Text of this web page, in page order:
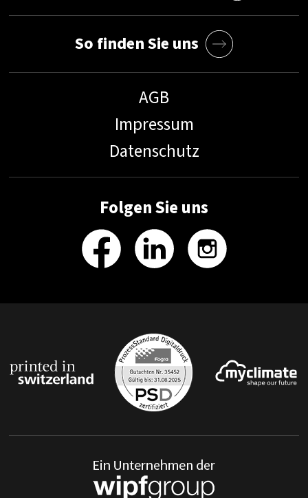
AGB
Impressum
Datenschutz
Folgen Sie uns
So finden Sie uns